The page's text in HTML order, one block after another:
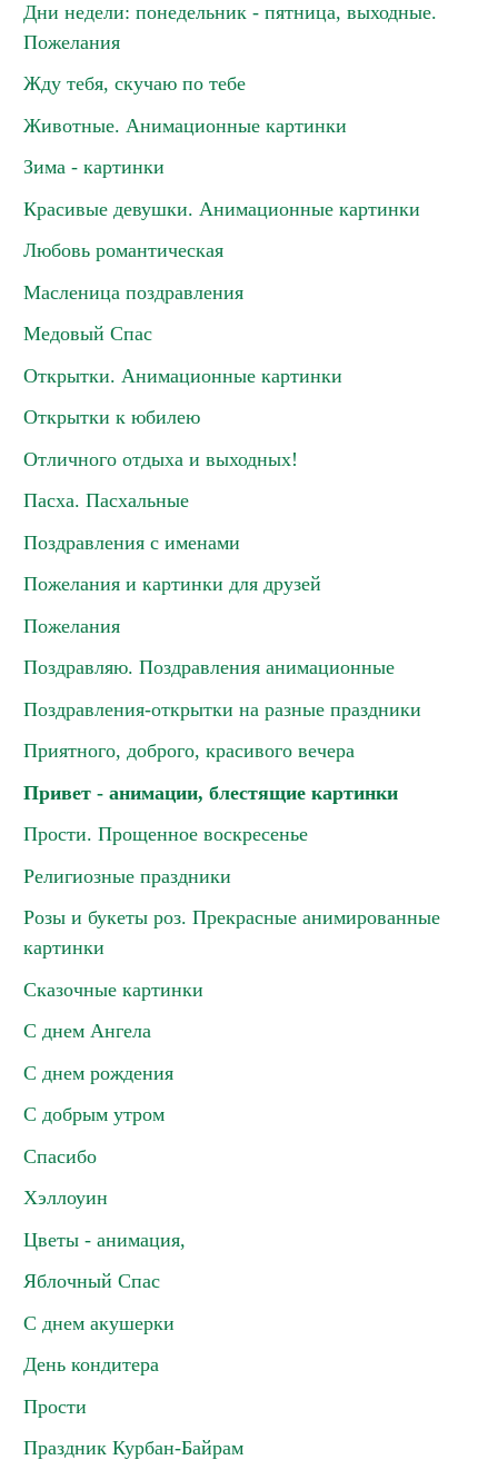
Дни недели: понедельник - пятница, выходные.
Пожелания
Жду тебя, скучаю по тебе
Животные. Анимационные картинки
Зима - картинки
Красивые девушки. Анимационные картинки
Любовь романтическая
Масленица поздравления
Медовый Спас
Открытки. Анимационные картинки
Открытки к юбилею
Отличного отдыха и выходных!
Пасха. Пасхальные
Поздравления с именами
Пожелания и картинки для друзей
Пожелания
Поздравляю. Поздравления анимационные
Поздравления-открытки на разные праздники
Приятного, доброго, красивого вечера
Привет - анимации, блестящие картинки
Прости. Прощенное воскресенье
Религиозные праздники
Розы и букеты роз. Прекрасные анимированные
картинки
Сказочные картинки
С днем Ангела
С днем рождения
С добрым утром
Спасибо
Хэллоуин
Цветы - анимация,
Яблочный Спас
С днем акушерки
День кондитера
Прости
Праздник Курбан-Байрам